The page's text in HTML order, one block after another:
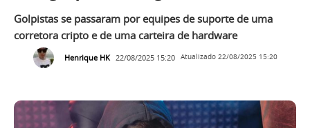
Golpistas se passaram por equipes de suporte de uma
corretora cripto e de uma carteira de hardware
Henrique HK 22/08/2025 15:20 Atualizado 22/08/2025 15:20